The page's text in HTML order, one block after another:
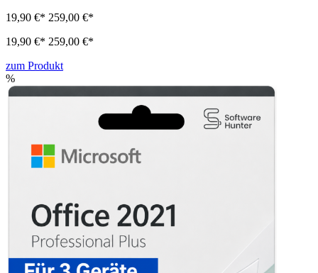
19,90 €* 259,00 €*
19,90 €* 259,00 €*
zum Produkt
%